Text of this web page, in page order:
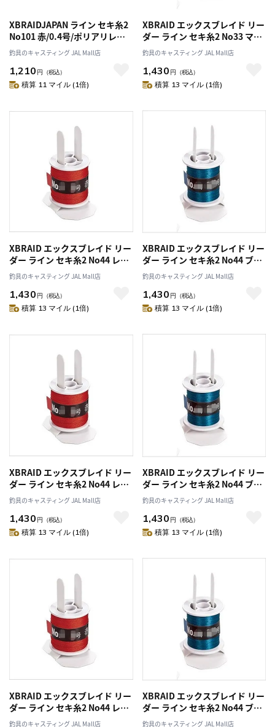
XBRAIDJAPAN ライン セキ糸2
No101 赤/0.4号/ポリアリレー
ト/撚糸
釣具のキャスティング JAL Mall店
1,210 円 （税込）
積算 11 マイル (1倍)
XBRAID エックスブレイド リー
ダー ライン セキ糸2 No33 マリ
ンブルー/0.6号/PE/三編
釣具のキャスティング JAL Mall店
1,430 円 （税込）
積算 13 マイル (1倍)
XBRAID エックスブレイド リー
ダー ライン セキ糸2 No44 レッ
ド/0.8号/PE/四編
釣具のキャスティング JAL Mall店
1,430 円 （税込）
積算 13 マイル (1倍)
XBRAID エックスブレイド リー
ダー ライン セキ糸2 No44 ブル
ー/0.8号/PE/四編
釣具のキャスティング JAL Mall店
1,430 円 （税込）
積算 13 マイル (1倍)
XBRAID エックスブレイド リー
ダー ライン セキ糸2 No44 レッ
ド/1号/PE/四編
釣具のキャスティング JAL Mall店
1,430 円 （税込）
積算 13 マイル (1倍)
XBRAID エックスブレイド リー
ダー ライン セキ糸2 No44 ブル
ー/1号/PE/四編
釣具のキャスティング JAL Mall店
1,430 円 （税込）
積算 13 マイル (1倍)
XBRAID エックスブレイド リー
ダー ライン セキ糸2 No44 レッ
ド/1.2号/PE/四編
釣具のキャスティング JAL Mall店
XBRAID エックスブレイド リー
ダー ライン セキ糸2 No44 ブル
ー/1.2号/PE/四編
釣具のキャスティング JAL Mall店